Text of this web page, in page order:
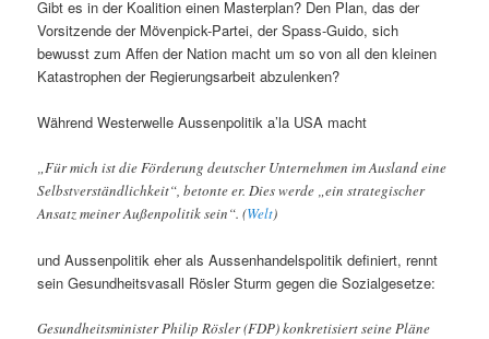
Gibt es in der Koalition einen Masterplan? Den Plan, das der
Vorsitzende der Mövenpick-Partei, der Spass-Guido, sich
bewusst zum Affen der Nation macht um so von all den kleinen
Katastrophen der Regierungsarbeit abzulenken?
Während Westerwelle Aussenpolitik a’la USA macht
„Für mich ist die Förderung deutscher Unternehmen im Ausland eine
Selbstverständlichkeit“, betonte er. Dies werde „ein strategischer
Ansatz meiner Außenpolitik sein“. (Welt)
und Aussenpolitik eher als Aussenhandelspolitik definiert, rennt
sein Gesundheitsvasall Rösler Sturm gegen die Sozialgesetze:
Gesundheitsminister Philip Rösler (FDP) konkretisiert seine Pläne